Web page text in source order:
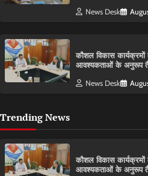
News Desk
कौशल विकास कार्यक्रमों
आवश्यकताओं के अनुरूप
News Desk
Trending News
कौशल विकास कार्यक्रमों
आवश्यकताओं के अनुरूप